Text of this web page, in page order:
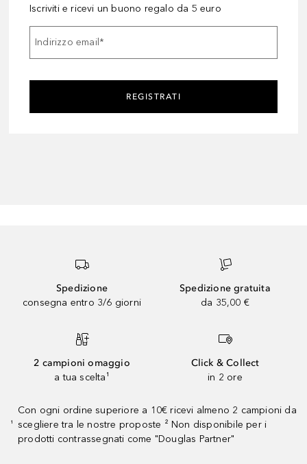
Iscriviti e ricevi un buono regalo da 5 euro
Indirizzo email*
REGISTRATI
Spedizione
consegna entro 3/6 giorni
Spedizione gratuita
da 35,00 €
2 campioni omaggio
a tua scelta¹
Click & Collect
in 2 ore
¹
Con ogni ordine superiore a 10€ ricevi almeno 2 campioni da
scegliere tra le nostre proposte ² Non disponibile per i
prodotti contrassegnati come "Douglas Partner"